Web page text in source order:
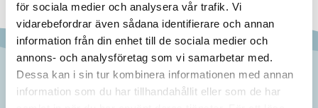
för sociala medier och analysera vår trafik. Vi
vidarebefordrar även sådana identifierare och annan
information från din enhet till de sociala medier och
annons- och analysföretag som vi samarbetar med.
Dessa kan i sin tur kombinera informationen med annan
information som du har tillhandahållit eller som de har